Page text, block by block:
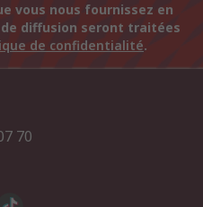
vous nous fournissez en
diffusion seront traitées
de confidentialité.
70